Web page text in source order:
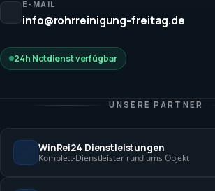
E-MAIL
info@rohrreinigung-freitag.de
24h Notdienst verfügbar
UNSERE PARTNER
WinRei24 Dienstleistungen
Komplett-Dienstleister rund ums Objekt